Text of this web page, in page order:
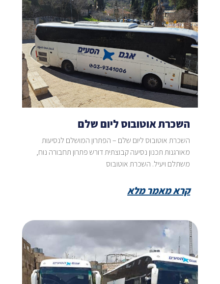
השכרת אוטובוס ליום שלם
השכרת אוטובוס ליום שלם – הפתרון המושלם לנסיעות
מאורגנות תכנון נסיעה קבוצתית דורש פתרון תחבורה נוח,
משתלם ויעיל. השכרת אוטובוס
קרא מאמר מלא